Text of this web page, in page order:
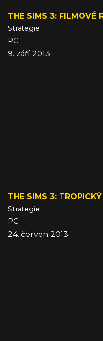
THE SIMS 3: FILMOVÉ
Strategie
PC
9. září 2013
THE SIMS 3: TROPICKÝ
Strategie
PC
24. červen 2013